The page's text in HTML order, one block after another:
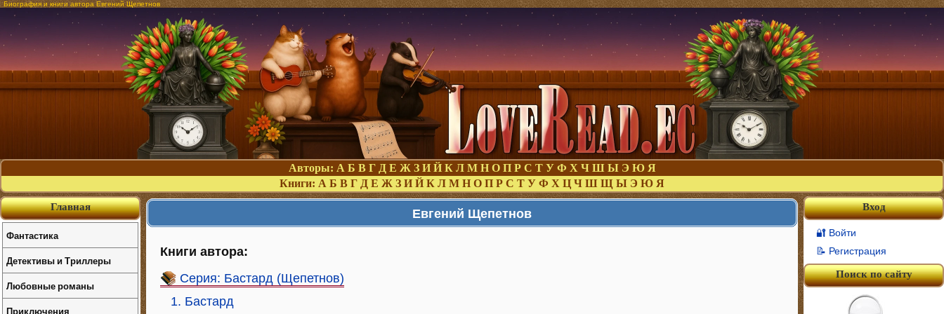
Биография и книги автора Евгений Щепетнов
Авторы: А Б В Г Д Е Ж З И Й К Л М Н О П Р С Т У Ф Х Ч Ш Ы Э Ю Я
Книги: А Б В Г Д Е Ж З И Й К Л М Н О П Р С Т У Ф Х Ц Ч Ш Щ Ы Э Ю Я
Евгений Щепетнов
Книги автора:
Серия: Бастард (Щепетнов)
1. Бастард
Вход
🔐 Войти
📝 Регистрация
Поиск по сайту
Главная
Фантастика
Детективы и Триллеры
Любовные романы
Приключения